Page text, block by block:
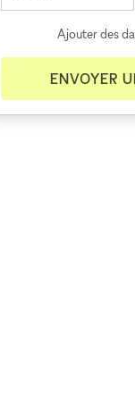
Ajouter des
ENVOYER